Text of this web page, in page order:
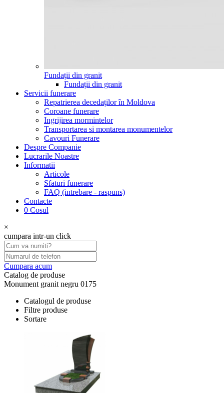
Fundații din granit
Fundații din granit
Servicii funerare
Repatrierea decedaților în Moldova
Coroane funerare
Ingrijirea mormintelor
Transportarea si montarea monumentelor
Cavouri Funerare
Despre Companie
Lucrarile Noastre
Informatii
Articole
Sfaturi funerare
FAQ (intrebare - raspuns)
Contacte
0 Cosul
×
cumpara intr-un click
Cumpara acum
Catalog de produse
Monument granit negru 0175
Catalogul de produse
Filtre produse
Sortare